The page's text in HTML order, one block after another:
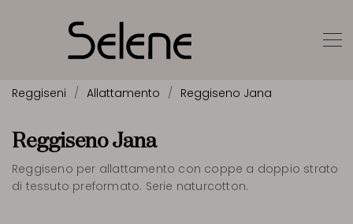
Reggiseni Allattamento Reggiseno Jana
Reggiseno Jana
Reggiseno per allattamento con coppe a doppio strato
di tessuto preformato. Serie naturcotton.